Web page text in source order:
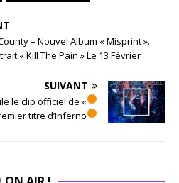
– Nouvel Album « Misprint ».
« Kill The Pain » Le 13 Février
SUIVANT
le clip officiel de «
titre d’Inferno